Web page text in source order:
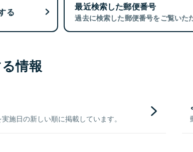
る 最近検索した郵便番号
過去に検索した郵便番号をご覧いた
情報
施日の新しい順に掲載しています。